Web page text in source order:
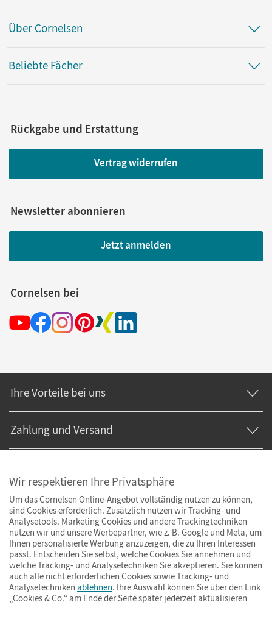
Über Cornelsen
Beliebte Fächer
Rückgabe und Erstattung
Vertrag widerrufen
Newsletter abonnieren
Jetzt anmelden
Cornelsen bei
Ihre Vorteile bei uns
Zahlung und Versand
ImpressumAGBDatenschutzBarrierefreiheitCookies & Co.
Wir respektieren Ihre Privatsphäre
Um das Cornelsen Online-Angebot vollständig nutzen zu können,
sind Cookies erforderlich. Zusätzlich nutzen wir Tracking- und
Analysetools. Marketing Cookies und andere Trackingtechniken
nutzen wir und unsere Werbepartner, wie z. B. Google und Meta, um
Ihnen personalisierte Werbung anzuzeigen, die zu Ihren Interessen
passt. Entscheiden Sie selbst, welche Cookies Sie annehmen und
welche Tracking- und Analysetechniken Sie akzeptieren. Sie können
auch alle nicht erforderlichen Cookies sowie Tracking- und
Analysetechniken ablehnen. Ihre Auswahl können Sie über den Link
„Cookies & Co.“ am Ende der Seite später jederzeit aktualisieren